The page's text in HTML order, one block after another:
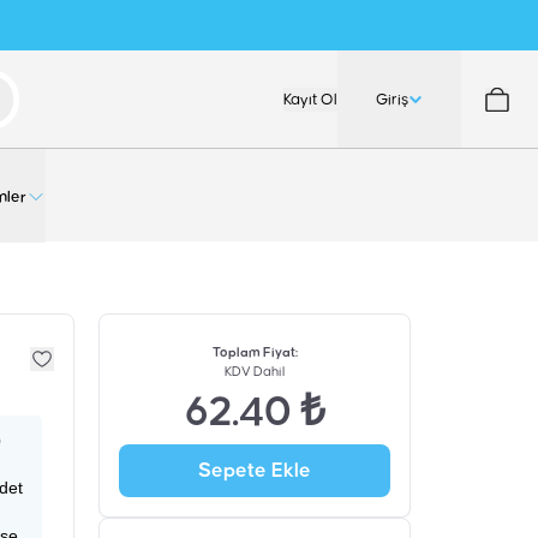
Kayıt Ol Giriş
Toplam Fiyat:
KDV Dahil
62.40 ₺
Sepete Ekle